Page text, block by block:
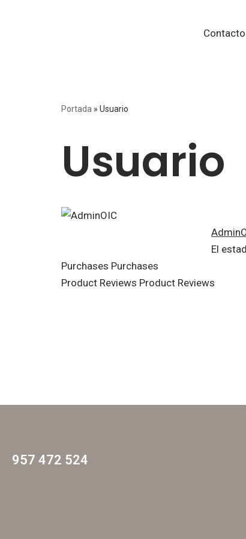
Contacto
Portada » Usuario
Usuario
El
Purchases Purchases
Product Reviews Product Reviews
957 472 524